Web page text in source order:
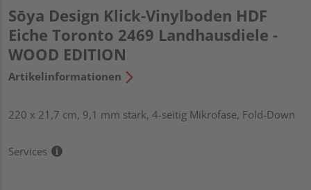
Sōya Design Klick-Vinylboden HDF
Eiche Toronto 2469 Landhausdiele -
WOOD EDITION
Artikelinformationen
220 x 21,7 cm, 9,1 mm stark, 4-seitig Mikrofase, Fold-Down
Services